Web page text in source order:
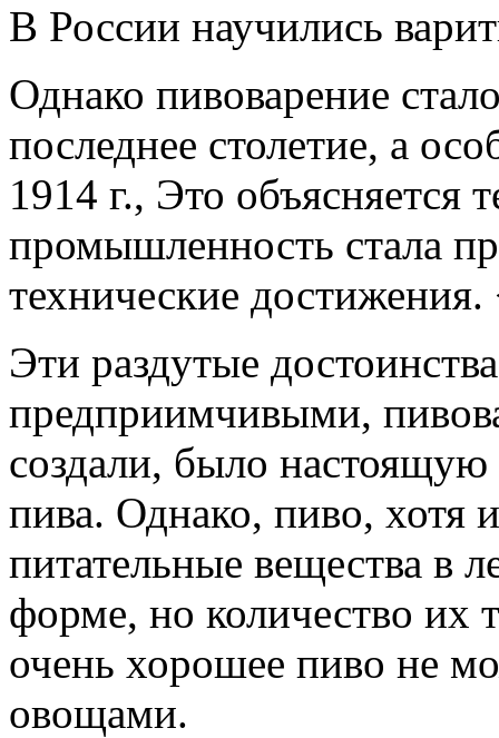
В России научились
Однако пивоварение
последнее столетие, а
1914 г., Это объясняется
промышленность стала
технические достижения.
Эти раздутые
предприимчивыми,
создали, было настоящую
пива. Однако, пиво, хотя
питательные вещества в
форме, но количество их
очень хорошее пиво не
овощами.